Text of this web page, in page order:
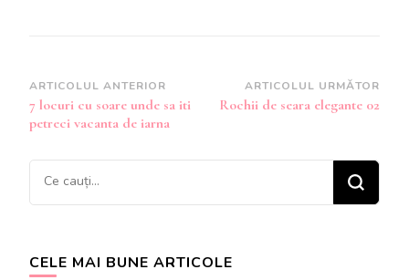
Navigare
în
articole
ARTICOLUL ANTERIOR
7 locuri cu soare unde sa iti
petreci vacanta de iarna
ARTICOLUL URMĂTOR
Rochii de seara elegante 02
Cauți
ceva?
CELE MAI BUNE ARTICOLE